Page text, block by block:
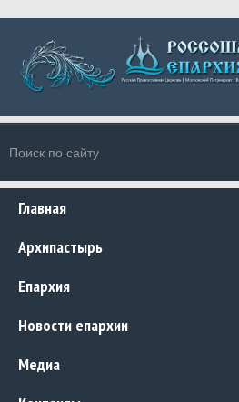
Главная
Архипастырь
Епархия
Новости епархии
Медиа